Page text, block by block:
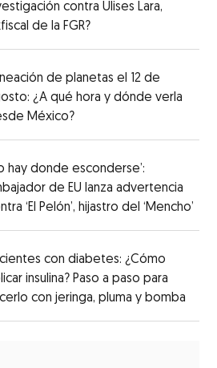
contra Ulises Lara,
de la FGR?
de planetas el 12 de
¿A qué hora y dónde verla
México?
hay donde esconderse’:
de EU lanza advertencia
‘El Pelón’, hijastro del ‘Mencho’
con diabetes: ¿Cómo
insulina? Paso a paso para
con jeringa, pluma y bomba